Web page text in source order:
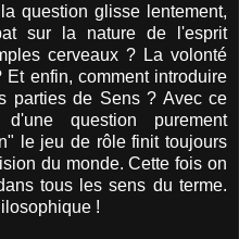
question glisse lentement,
sur la nature de l'esprit
cerveaux ? La volonté
enfin, comment introduire
parties de Sens ? Avec ce
question purement
le jeu de rôle finit toujours
du monde. Cette fois on
tous les sens du terme.
!